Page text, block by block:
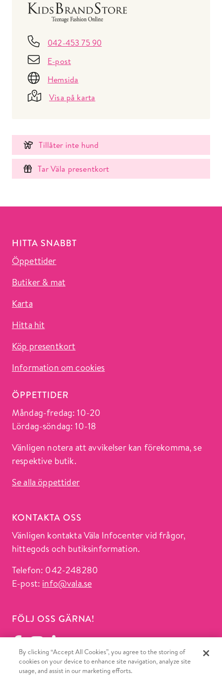
042-453 75 90
E-post
Hemsida
Visa på karta
Tillåter inte hund
Tar Väla presentkort
HITTA SNABBT
Öppettider
Butiker & mat
Karta
Hitta hit
Köp presentkort
Information om cookies
ÖPPETTIDER
Måndag-fredag: 10-20
Lördag-söndag: 10-18
Vänligen notera att avvikelser kan förekomma, se
respektive butik.
Se alla öppettider
KONTAKTA OSS
Vänligen kontakta Väla Infocenter vid frågor,
hittegods och butiksinformation.
Telefon: 042-248280
E-post: info@vala.se
FÖLJ OSS GÄRNA!
By clicking “Accept All Cookies”, you agree to the storing of
cookies on your device to enhance site navigation, analyze site
usage, and assist in our marketing efforts.